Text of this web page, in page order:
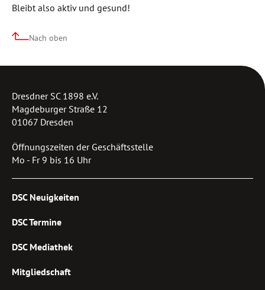
Bleibt also aktiv und gesund!
Nach oben
Dresdner SC 1898 e.V.
Magdeburger Straße 12
01067 Dresden
Öffnungszeiten der Geschäftsstelle
Mo - Fr 9 bis 16 Uhr
DSC Neuigkeiten
DSC Termine
DSC Mediathek
Mitgliedschaft